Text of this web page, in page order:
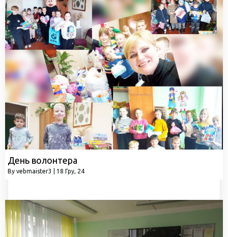
День волонтера
By vebmaister3 18 Гру, 24